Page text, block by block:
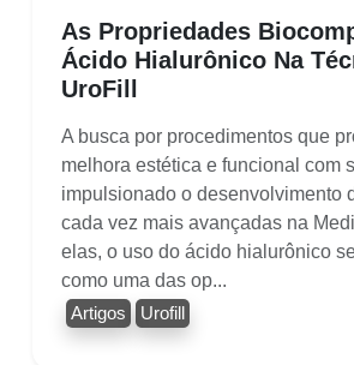
As Propriedades
Ácido Hialurônico Na
UroFill
A busca por procedimentos que
melhora estética e funcional com
impulsionado o desenvolvimento
cada vez mais avançadas na
elas, o uso do ácido hialurônico
como uma das op...
Artigos Urofill